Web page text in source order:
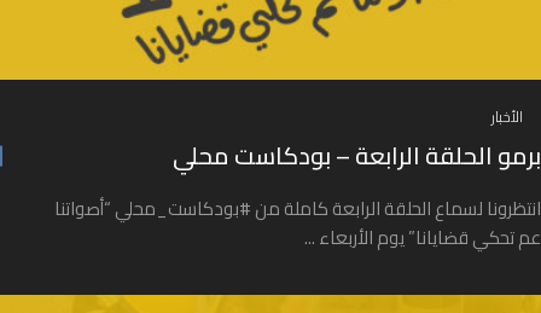
الأخبار
برمو الحلقة الرابعة – بودكاست محلي
انتظرونا لسماع الحلقة الرابعة كاملة من #بودكاست_محلي “أصواتنا
عم تحكي قضايانا” يوم الأربعاء ...